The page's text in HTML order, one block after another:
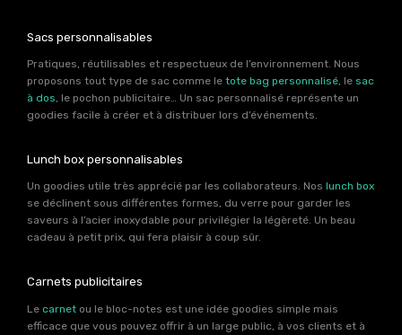
Sacs personnalisables
Pratiques, réutilisables et respectueux de l’environnement. Nous
proposons tout type de sac comme le tote bag personnalisé, le sac
à dos, le pochon publicitaire… Un sac personnalisé représente un
goodies facile à créer et à distribuer lors d’événements.
Lunch box personnalisables
Un goodies utile très apprécié par les collaborateurs. Nos lunch box
se déclinent sous différentes formes, du verre pour garder les
saveurs à l’acier inoxydable pour privilégier la légèreté. Un beau
cadeau à petit prix, qui fera plaisir à coup sûr.
Carnets publicitaires
Le carnet ou le bloc-notes est une idée goodies simple mais
efficace que vous pouvez offrir à un large public, à vos clients et à